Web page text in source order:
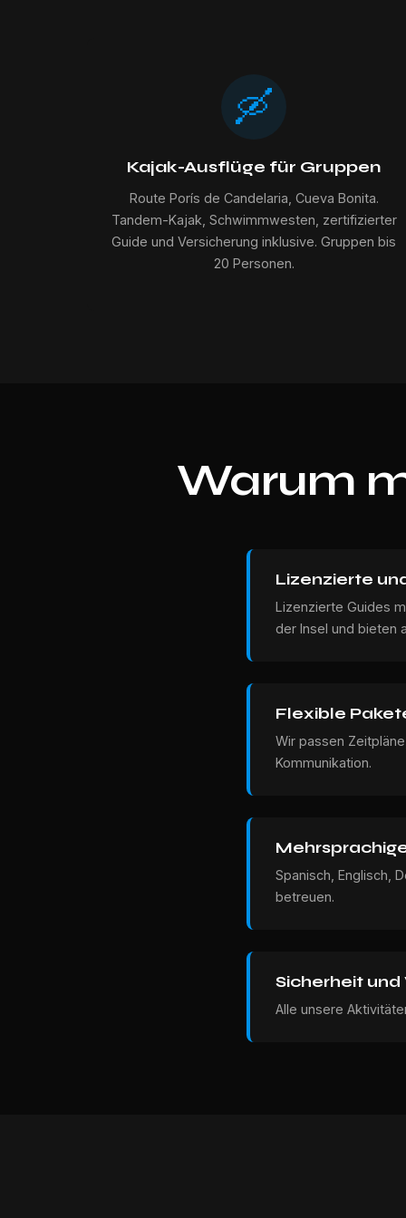
🛶
Kajak-Ausflüge für Gruppen
Route Porís de Candelaria, Cueva Bonita.
Tandem-Kajak, Schwimmwesten, zertifizierter
Guide und Versicherung inklusive. Gruppen bis
20 Personen.
Warum
Lizenzierte
Lizenzierte Guides
der Insel und bieten
Flexible
Wir passen
Kommunikation.
Spanisch, Englisch,
betreuen.
Sicherheit und
Alle unsere